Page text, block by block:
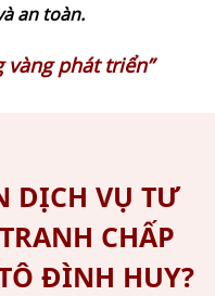
an toàn.
vàng phát triển”
DỊCH VỤ TƯ
CHẤP
ĐÌNH HUY?